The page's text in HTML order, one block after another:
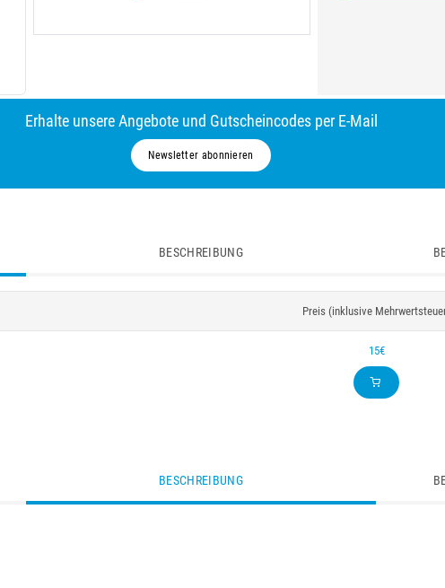
Erhalte unsere Angebote und Gutscheincodes per E-Mail
Newsletter abonnieren
BESCHREIBUNG
Preis (inklusive
15€
BESCHREIBUNG